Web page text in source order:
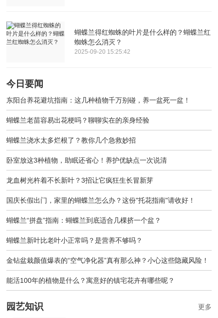
蝴蝶兰得红蜘蛛的叶片是什么样的？蝴蝶兰红
蜘蛛怎么消灭？
2025-09-20 15:25:42
今日要闻
东阳台养花避坑指南：这几种植物千万别碰，养一盆死一盆！
蝴蝶兰老苗容易出花梗吗？聊聊实在的亲身经验
蝴蝶兰浇水太多烂根了？教你几个急救妙招
卧室放这3种植物，助眠还省心！养护优缺点一次说清
龙血树光杵着不长新叶？3招让它疯狂生长冒新芽
国庆长假出门，家里的蝴蝶兰怎么办？这份"托花指南"请收好！
蝴蝶兰“拼盘”指南：蝴蝶兰到底适合几棵挤一个盆？
蝴蝶兰新叶比老叶小正常吗？是营养不够吗？
金钻盆栽颜值爆表的“空气净化器”真有那么神？小心这些隐藏风险！
能活100年的植物是什么？寓意好的镇宅花卉有哪些呢？
园艺知识 更多